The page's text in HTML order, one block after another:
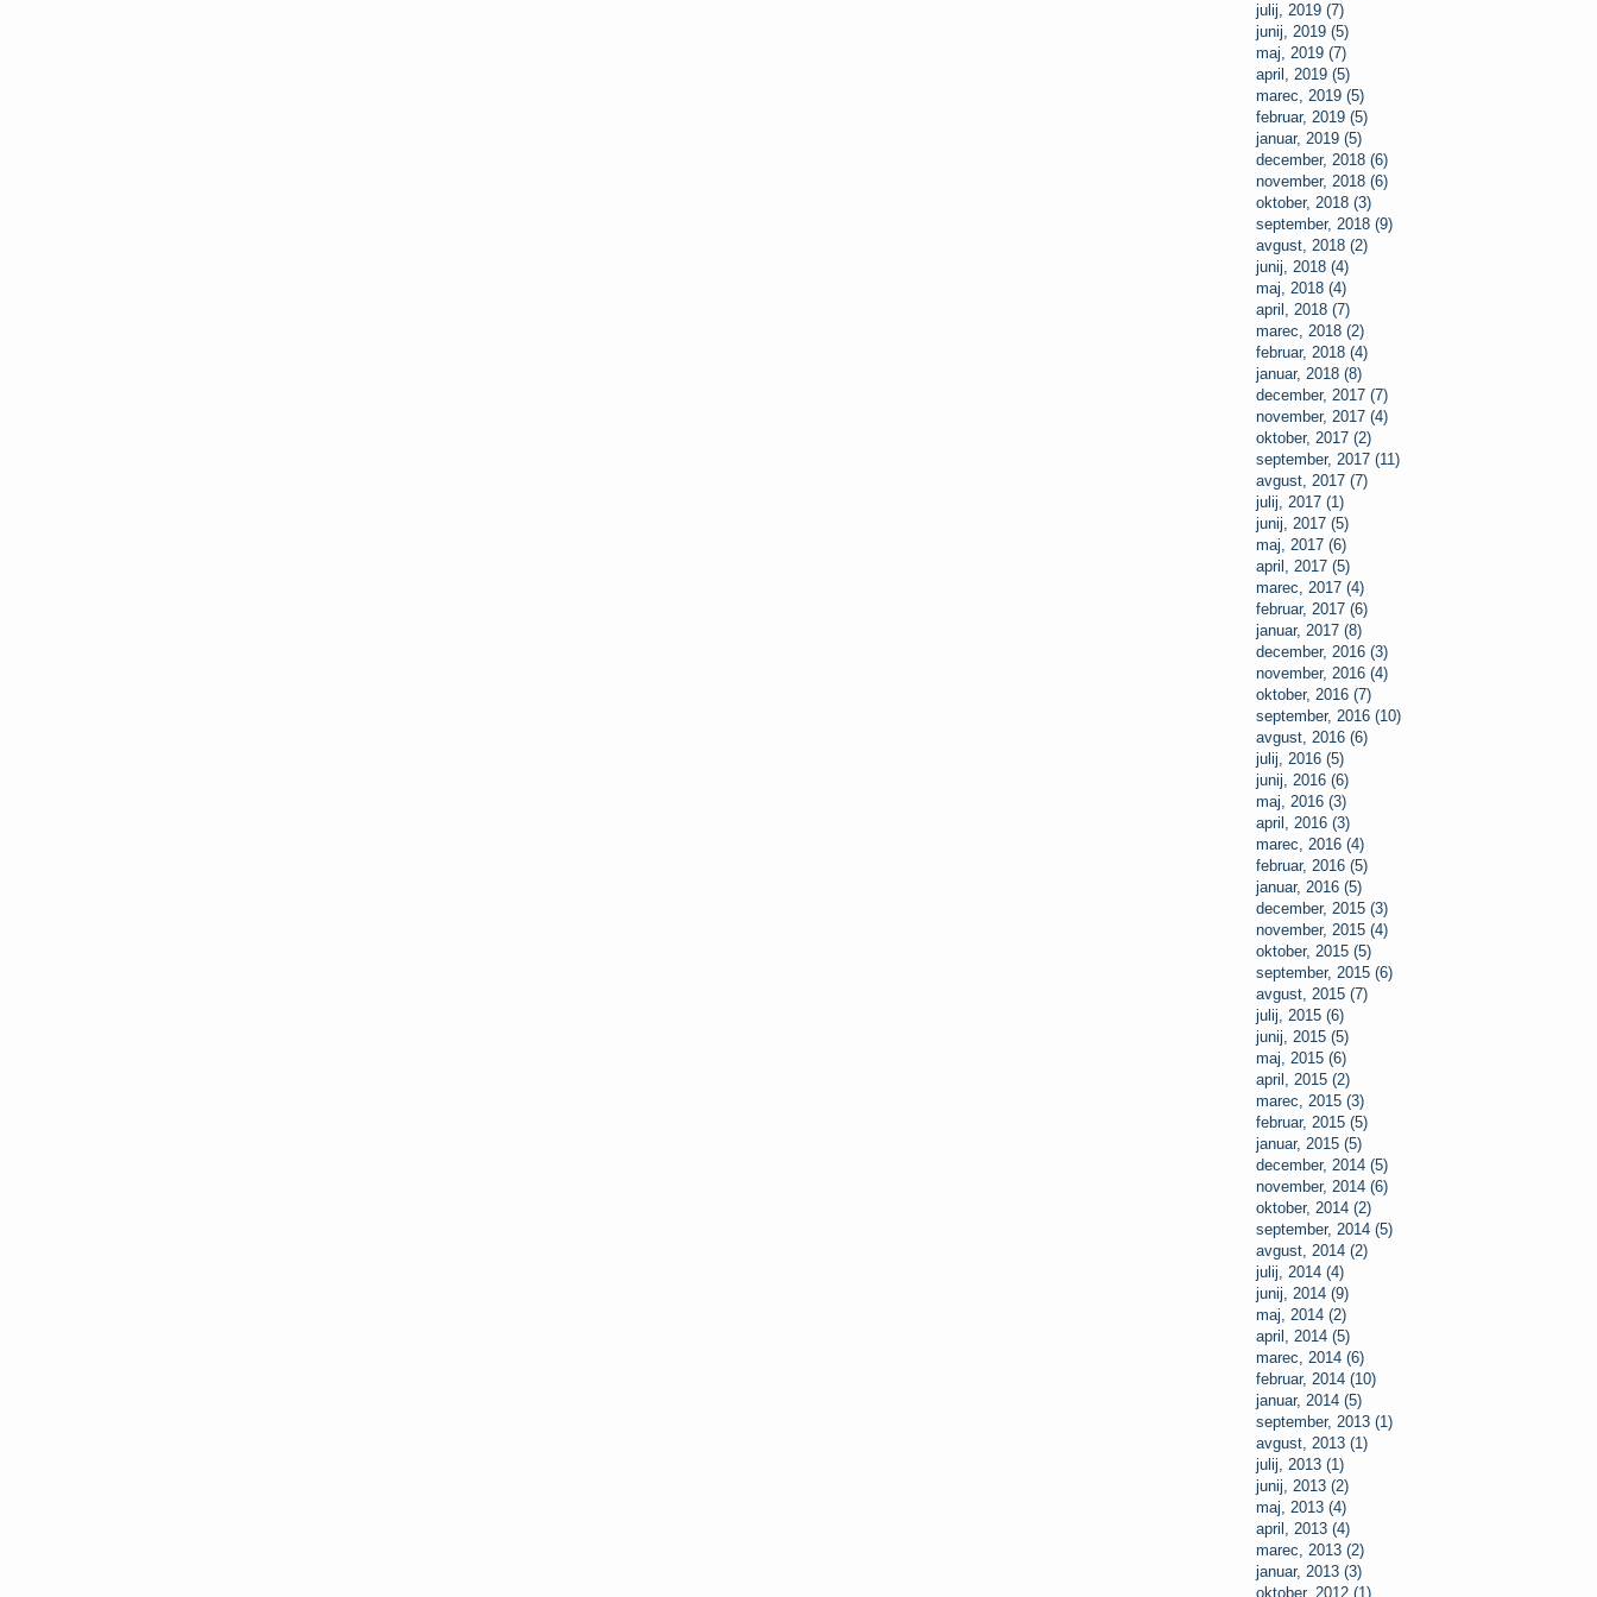
julij, 2019 (7)
junij, 2019 (5)
maj, 2019 (7)
april, 2019 (5)
marec, 2019 (5)
februar, 2019 (5)
januar, 2019 (5)
december, 2018 (6)
november, 2018 (6)
oktober, 2018 (3)
september, 2018 (9)
avgust, 2018 (2)
junij, 2018 (4)
maj, 2018 (4)
april, 2018 (7)
marec, 2018 (2)
februar, 2018 (4)
januar, 2018 (8)
december, 2017 (7)
november, 2017 (4)
oktober, 2017 (2)
september, 2017 (11)
avgust, 2017 (7)
julij, 2017 (1)
junij, 2017 (5)
maj, 2017 (6)
april, 2017 (5)
marec, 2017 (4)
februar, 2017 (6)
januar, 2017 (8)
december, 2016 (3)
november, 2016 (4)
oktober, 2016 (7)
september, 2016 (10)
avgust, 2016 (6)
julij, 2016 (5)
junij, 2016 (6)
maj, 2016 (3)
april, 2016 (3)
marec, 2016 (4)
februar, 2016 (5)
januar, 2016 (5)
december, 2015 (3)
november, 2015 (4)
oktober, 2015 (5)
september, 2015 (6)
avgust, 2015 (7)
julij, 2015 (6)
junij, 2015 (5)
maj, 2015 (6)
april, 2015 (2)
marec, 2015 (3)
februar, 2015 (5)
januar, 2015 (5)
december, 2014 (5)
november, 2014 (6)
oktober, 2014 (2)
september, 2014 (5)
avgust, 2014 (2)
julij, 2014 (4)
junij, 2014 (9)
maj, 2014 (2)
april, 2014 (5)
marec, 2014 (6)
februar, 2014 (10)
januar, 2014 (5)
september, 2013 (1)
avgust, 2013 (1)
julij, 2013 (1)
junij, 2013 (2)
maj, 2013 (4)
april, 2013 (4)
marec, 2013 (2)
januar, 2013 (3)
oktober, 2012 (1)